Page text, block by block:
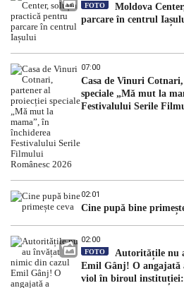
FOTO
Moldova
parcare în centrul
07:00
Casa de Vinuri
speciale „Mă mut la
Festivalului Serile
02:01
Cine pupă bine
02:00
FOTO
Autoritățile nu
Emil Gânj! O angajată
viol în biroul instituției: